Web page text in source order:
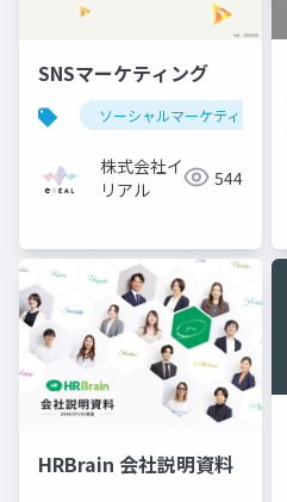
SNSマーケティング
ソーシャルマーケティング
株式会社イ
リアル
544
HRBrain 会社説明資料